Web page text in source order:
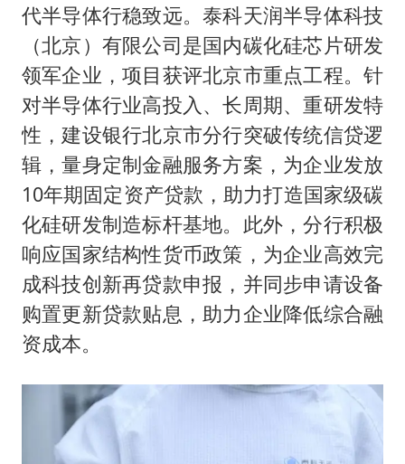
代半导体行稳致远。泰科天润半导体科技
（北京）有限公司是国内碳化硅芯片研发
领军企业，项目获评北京市重点工程。针
对半导体行业高投入、长周期、重研发特
性，建设银行北京市分行突破传统信贷逻
辑，量身定制金融服务方案，为企业发放
10年期固定资产贷款，助力打造国家级碳
化硅研发制造标杆基地。此外，分行积极
响应国家结构性货币政策，为企业高效完
成科技创新再贷款申报，并同步申请设备
购置更新贷款贴息，助力企业降低综合融
资成本。